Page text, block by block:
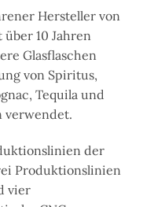
Hersteller von
10 Jahren
Glasflaschen
von Spiritus,
Tequila und
verwendet.
der
Produktionslinien
vier